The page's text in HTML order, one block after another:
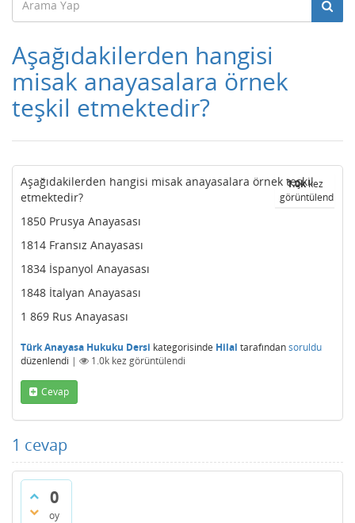
Aşağıdakilerden hangisi
misak anayasalara örnek
teşkil etmektedir?
1.0kkez
görüntülendi
Aşağıdakilerden hangisi misak anayasalara örnek teşkil
etmektedir?
1850 Prusya Anayasası
1814 Fransız Anayasası
1834 İspanyol Anayasası
1848 İtalyan Anayasası
1 869 Rus Anayasası
Türk Anayasa Hukuku Dersi kategorisinde Hilal tarafındansoruldu
düzenlendi | 1.0k kez görüntülendi
Cevap
1 cevap
0
oy